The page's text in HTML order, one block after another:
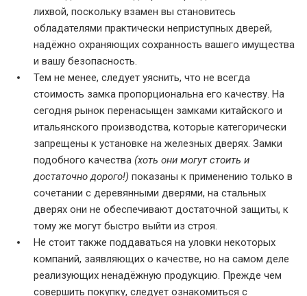
лихвой, поскольку взамен вы становитесь
обладателями практически неприступных дверей,
надёжно охраняющих сохранность вашего имущества
и вашу безопасность.
Тем не менее, следует уяснить, что не всегда
стоимость замка пропорциональна его качеству. На
сегодня рынок перенасыщен замками китайского и
итальянского производства, которые категорически
запрещены к установке на железных дверях. Замки
подобного качества (хоть они могут стоить и
достаточно дорого!) показаны к применению только в
сочетании с деревянными дверями, на стальных
дверях они не обеспечивают достаточной защиты, к
тому же могут быстро выйти из строя.
Не стоит также поддаваться на уловки некоторых
компаний, заявляющих о качестве, но на самом деле
реализующих ненадёжную продукцию. Прежде чем
совершить покупку, следует ознакомиться с